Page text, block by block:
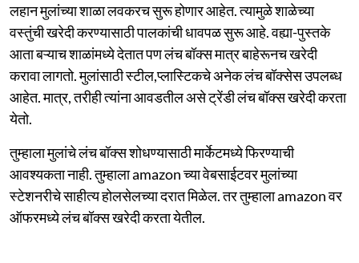
लहान मुलांच्या शाळा लवकरच सुरू होणार आहेत. त्यामुळे शाळेच्या
वस्तुंची खरेदी करण्यासाठी पालकांची धावपळ सुरू आहे. वह्या-पुस्तके
आता बऱ्याच शाळांमध्ये देतात पण लंच बॉक्स मात्र बाहेरूनच खरेदी
करावा लागतो. मुलांसाठी स्टील,प्लास्टिकचे अनेक लंच बॉक्सेस उपलब्ध
आहेत. मात्र, तरीही त्यांना आवडतील असे ट्रेंडी लंच बॉक्स खरेदी करता
येतो.
तुम्हाला मुलांचे लंच बॉक्स शोधण्यासाठी मार्केटमध्ये फिरण्याची
आवश्यकता नाही. तुम्हाला amazon च्या वेबसाईटवर मुलांच्या
स्टेशनरीचे साहीत्य होलसेलच्या दरात मिळेल. तर तुम्हाला amazon वर
ऑफरमध्ये लंच बॉक्स खरेदी करता येतील.